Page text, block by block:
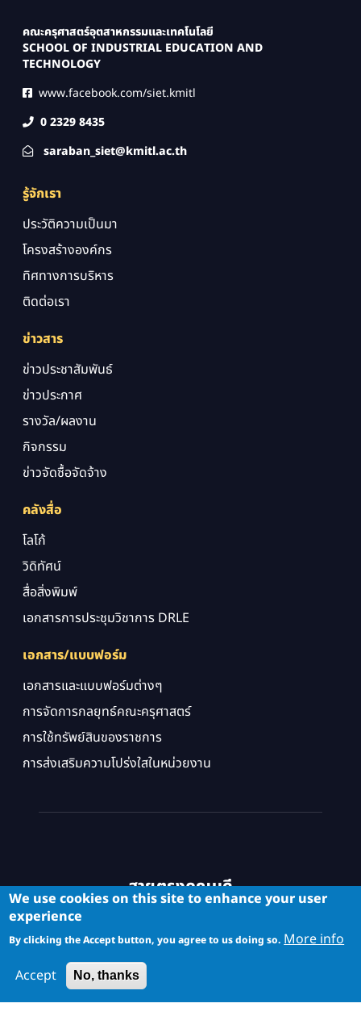
คณะครุศาสตร์อุตสาหกรรมและเทคโนโลยี
SCHOOL OF INDUSTRIAL EDUCATION AND
TECHNOLOGY
www.facebook.com/siet.kmitl
0 2329 8435
saraban_siet@kmitl.ac.th
รู้จักเรา
ประวัติความเป็นมา
โครงสร้างองค์กร
ทิศทางการบริหาร
ติดต่อเรา
ข่าวสาร
ข่าวประชาสัมพันธ์
ข่าวประกาศ
รางวัล/ผลงาน
กิจกรรม
ข่าวจัดซื้อจัดจ้าง
คลังสื่อ
โลโก้
วิดิทัศน์
สื่อสิ่งพิมพ์
เอกสารการประชุมวิชาการ DRLE
เอกสาร/แบบฟอร์ม
เอกสารและแบบฟอร์มต่างๆ
การจัดการกลยุทธ์คณะครุศาสตร์
การใช้ทรัพย์สินของราชการ
การส่งเสริมความโปร่งใสในหน่วยงาน
สายตรงคณบดี
We use cookies on this site to enhance your user
experience
By clicking the Accept button, you agree to us doing so. More info
Accept
No, thanks